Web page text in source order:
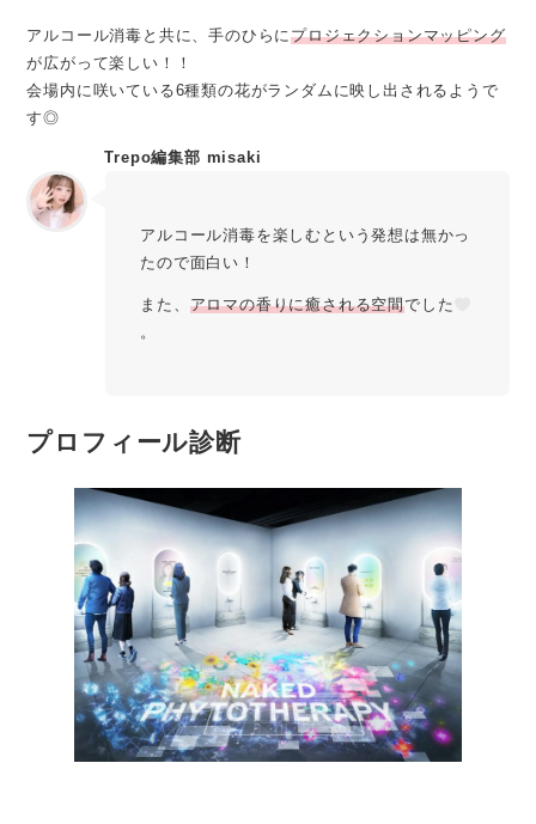
アルコール消毒と共に、手のひらにプロジェクションマッピング
が広がって楽しい！！
会場内に咲いている6種類の花がランダムに映し出されるようで
す◎
Trepo編集部 misaki
アルコール消毒を楽しむという発想は無かっ
たので面白い！
また、 アロマの香りに癒される空間でした
。
プロフィール診断